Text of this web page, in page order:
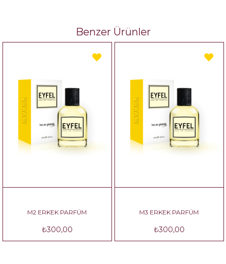
Benzer Ürünler
M2 ERKEK PARFÜM
₺300,00
M3 ERKEK PARFÜM
₺300,00